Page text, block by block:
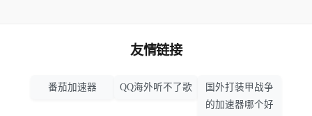
友情链接
番茄加速器 QQ海外听不了歌
国外打装甲战争
的加速器哪个好